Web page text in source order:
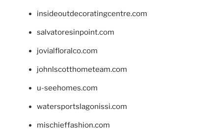
insideoutdecoratingcentre.com
salvatoresinpoint.com
jovialfloralco.com
johnlscotthometeam.com
u-seehomes.com
watersportslagonissi.com
mischieffashion.com